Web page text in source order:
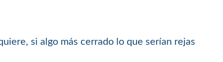
si algo más cerrado lo que serían rejas